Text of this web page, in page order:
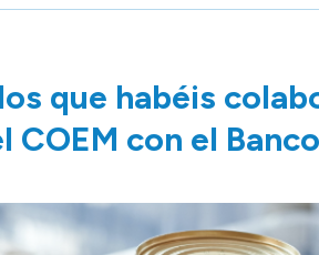
que habéis
con el